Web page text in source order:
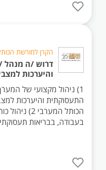
הקרן למורשת
דרוש /ה מנהל
והיערכות
1) ניהול מקצועי של
התעסוקתית והיערכות
הכותל
בעבודה, בבריאות